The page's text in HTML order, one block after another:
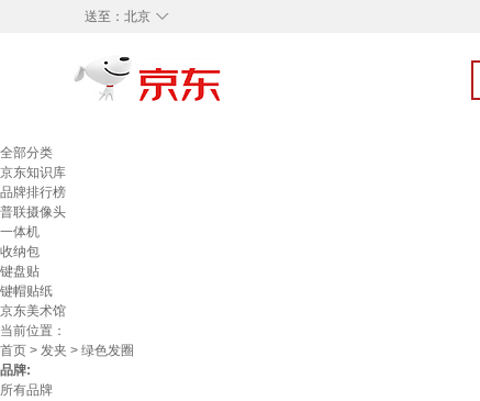
◇
送至： 北京
全部分类
京东知识库
品牌排行榜
普联摄像头
一体机
收纳包
键盘贴
键帽贴纸
京东美术馆
当前位置：
首页 > 发夹 > 绿色发圈
品牌:
所有品牌